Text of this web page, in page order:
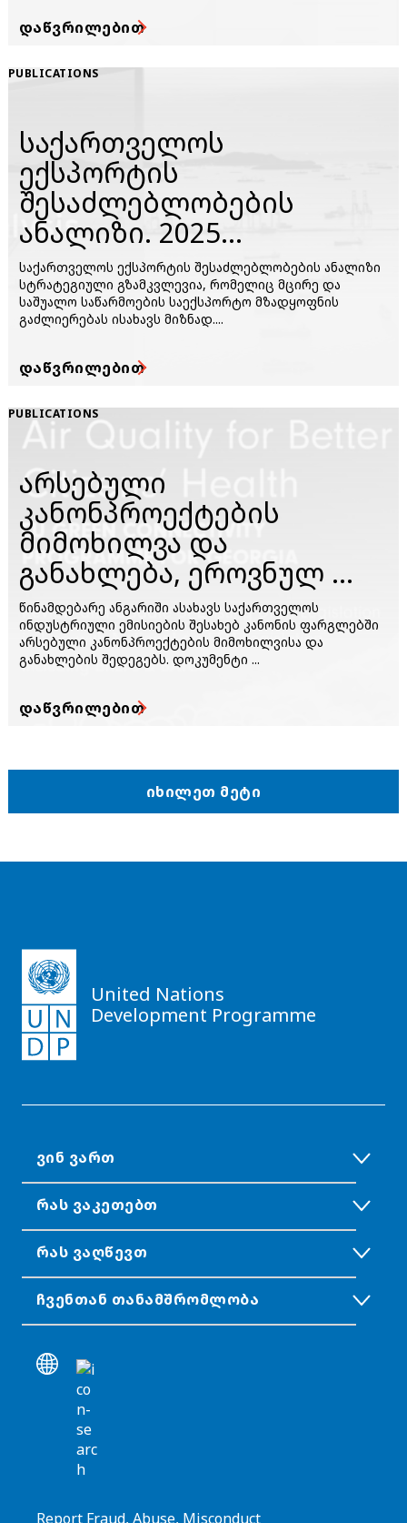
ᲓᲐᲬᲕᲠᲘᲚᲔᲑᲘᲗ
PUBLICATIONS
საქართველოს
ექსპორტის
შესაძლებლობების
ანალიზი. 2025...
საქართველოს ექსპორტის შესაძლებლობების ანალიზი
სტრატეგიული გზამკვლევია, რომელიც მცირე და
საშუალო საწარმოების საექსპორტო მზადყოფნის
გაძლიერებას ისახავს მიზნად....
ᲓᲐᲬᲕᲠᲘᲚᲔᲑᲘᲗ
PUBLICATIONS
არსებული
კანონპროექტების
მიმოხილვა და
განახლება, ეროვნულ ...
წინამდებარე ანგარიში ასახავს საქართველოს
ინდუსტრიული ემისიების შესახებ კანონის ფარგლებში
არსებული კანონპროექტების მიმოხილვისა და
განახლების შედეგებს. დოკუმენტი ...
ᲓᲐᲬᲕᲠᲘᲚᲔᲑᲘᲗ
ᲘᲮᲘᲚᲔᲗ ᲛᲔᲢᲘ
United Nations
Development Programme
ᲕᲘᲜ ᲕᲐᲠᲗ
ᲠᲐᲡ ᲕᲐᲙᲔᲗᲔᲑᲗ
ᲠᲐᲡ ᲕᲐᲦᲬᲔᲕᲗ
ᲩᲕᲔᲜᲗᲐᲜ ᲗᲐᲜᲐᲛᲨᲠᲝᲛᲚᲝᲑᲐ
Report Fraud, Abuse, Misconduct